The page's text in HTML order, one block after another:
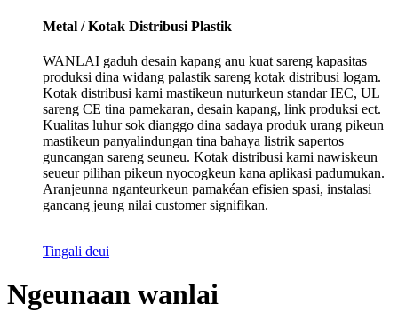
Metal / Kotak Distribusi Plastik
WANLAI gaduh desain kapang anu kuat sareng kapasitas
produksi dina widang palastik sareng kotak distribusi logam.
Kotak distribusi kami mastikeun nuturkeun standar IEC, UL
sareng CE tina pamekaran, desain kapang, link produksi ect.
Kualitas luhur sok dianggo dina sadaya produk urang pikeun
mastikeun panyalindungan tina bahaya listrik sapertos
guncangan sareng seuneu. Kotak distribusi kami nawiskeun
seueur pilihan pikeun nyocogkeun kana aplikasi padumukan.
Aranjeunna nganteurkeun pamakéan efisien spasi, instalasi
gancang jeung nilai customer signifikan.
Tingali deui
Ngeunaan wanlai